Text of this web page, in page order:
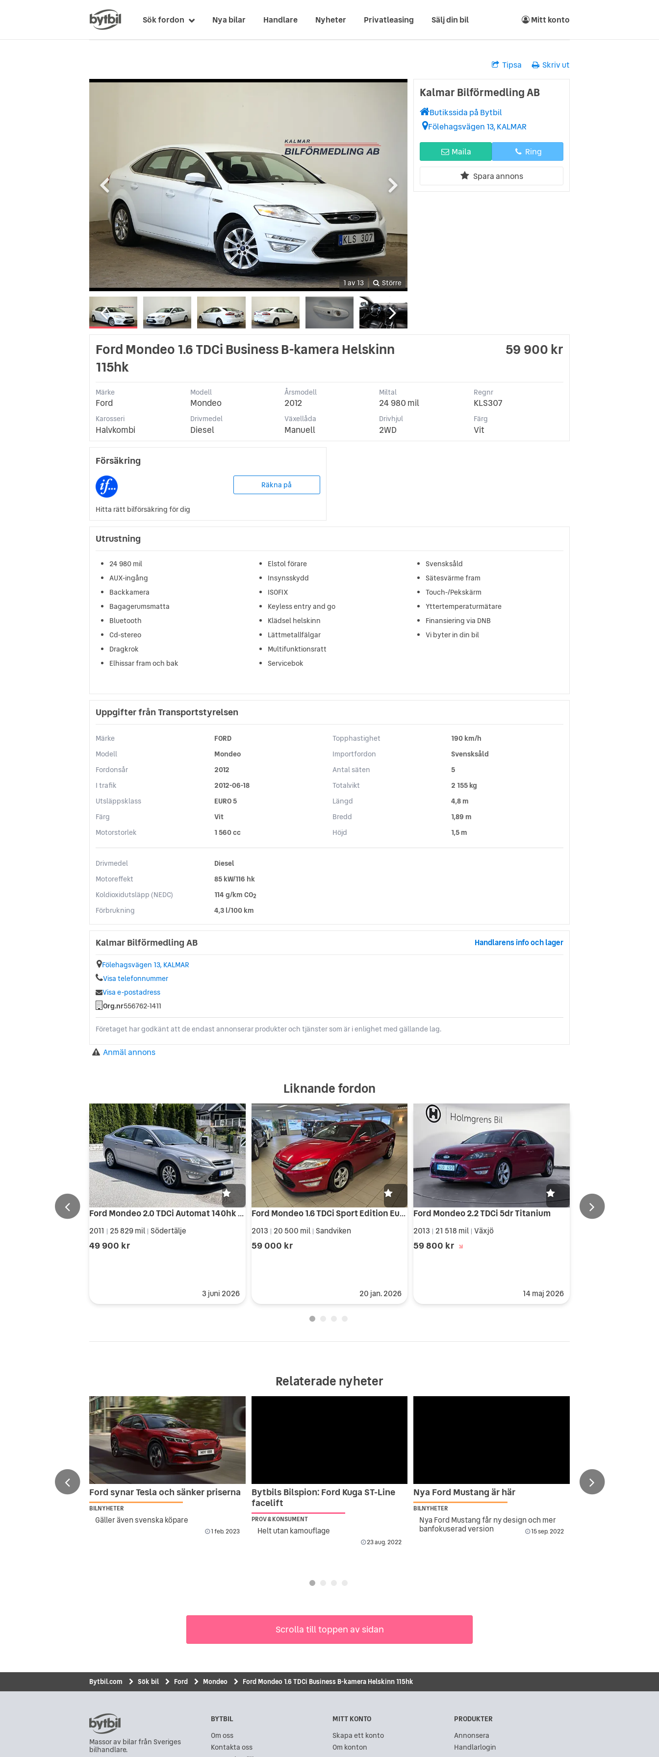
Sök fordon Nya bilar Handlare Nyheter Privatleasing Sälj din bil Mitt konto
Tipsa Skriv ut
1 av 13 Större
Kalmar Bilförmedling AB
Butikssida på Bytbil
Fölehagsvägen 13, KALMAR
Maila Ring
Spara annons
Ford Mondeo 1.6 TDCi Business B-kamera Helskinn
115hk
59 900 kr
Märke
Ford
Modell
Mondeo
Årsmodell
2012
Miltal
24 980 mil
Regnr
KLS307
Karosseri
Halvkombi
Drivmedel
Diesel
Växellåda
Manuell
Drivhjul
2WD
Färg
Vit
Försäkring
Räkna på
Hitta rätt bilförsäkring för dig
Utrustning
24 980 mil
AUX-ingång
Backkamera
Bagagerumsmatta
Bluetooth
Cd-stereo
Dragkrok
Elhissar fram och bak
Elstol förare
Insynsskydd
ISOFIX
Keyless entry and go
Klädsel helskinn
Lättmetallfälgar
Multifunktionsratt
Servicebok
Svensksåld
Sätesvärme fram
Touch-/Pekskärm
Yttertemperaturmätare
Finansiering via DNB
Vi byter in din bil
Uppgifter från Transportstyrelsen
Märke
FORD
Modell
Mondeo
Fordonsår
2012
I trafik
2012-06-18
Utsläppsklass
EURO 5
Färg
Vit
Motorstorlek
1 560 cc
Topphastighet
190 km/h
Importfordon
Svensksåld
Antal säten
5
Totalvikt
2 155 kg
Längd
4,8 m
Bredd
1,89 m
Höjd
1,5 m
Drivmedel
Diesel
Motoreffekt
85 kW/116 hk
Koldioxidutsläpp (NEDC)
114 g/km CO2
Förbrukning 4,3 l/100 km
Kalmar Bilförmedling AB Handlarens info och lager
Fölehagsvägen 13, KALMAR
Visa telefonnummer
Visa e-postadress
Org.nr556762-1411
Företaget har godkänt att de endast annonserar produkter och tjänster som är i enlighet med gällande lag.
Anmäl annons
Liknande fordon
Ford Mondeo 2.0 TDCi Automat 140hk – Business, Alcantara, Drag
2011 25 829 mil Södertälje
49 900 kr
3 juni 2026
Ford Mondeo 1.6 TDCi Sport Edition Euro 5
2013 | 20 500 mil | Sandviken
59 000 kr
20 jan. 2026
Ford Mondeo 2.2 TDCi 5dr Titanium
2013 21 518 mil Växjö
59 800 kr
14 maj 2026
Relaterade nyheter
Ford synar Tesla och sänker priserna
BILNYHETER
Gäller även svenska köpare
1 feb. 2023
Bytbils Bilspion: Ford Kuga ST-Line
facelift
PROV & KONSUMENT
Helt utan kamouflage
23 aug. 2022
Nya Ford Mustang är här
BILNYHETER
Nya Ford Mustang får ny design och mer
banfokuserad version 15 sep. 2022
Scrolla till toppen av sidan
Bytbil.com Sök bil Ford Mondeo Ford Mondeo 1.6 TDCi Business B-kamera Helskinn 115hk
Massor av bilar från Sveriges
bilhandlare.
BYTBIL
Om oss
Kontakta oss
MITT KONTO
Skapa ett konto
Om konton
PRODUKTER
Annonsera
Handlarlogin